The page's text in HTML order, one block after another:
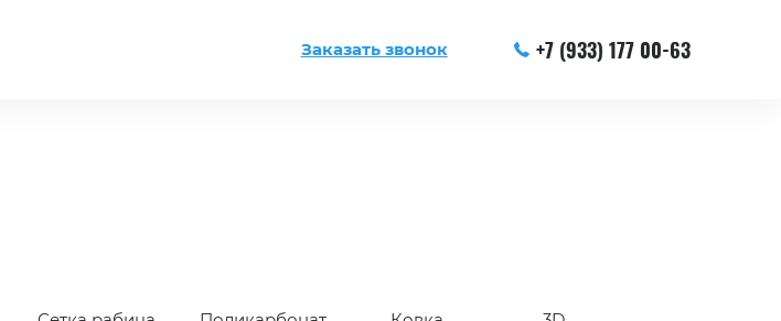
Заказать звонок +7 (933) 177 00-63